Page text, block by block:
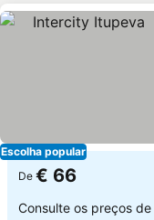
Escolha popular
De € 66
Consulte os preços de